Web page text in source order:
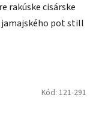
rakúske cisárske
pot still
Kód: 121-291